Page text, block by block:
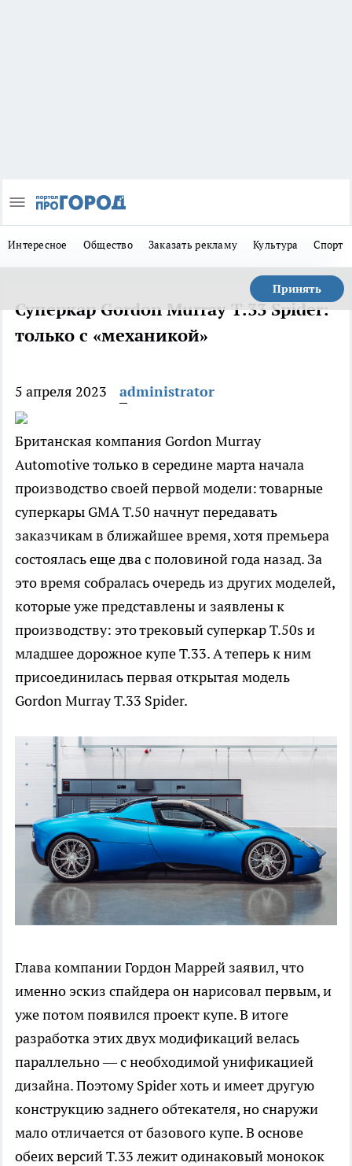
Интересное Общество Заказать рекламу Культура Спорт
Принять
Суперкар Gordon Murray T.33 Spider:
только с «механикой»
5 апреля 2023 administrator
Британская компания Gordon Murray
Automotive только в середине марта начала
производство своей первой модели: товарные
суперкары GMA T.50 начнут передавать
заказчикам в ближайшее время, хотя премьера
состоялась еще два с половиной года назад. За
это время собралась очередь из других моделей,
которые уже представлены и заявлены к
производству: это трековый суперкар T.50s и
младшее дорожное купе T.33. А теперь к ним
присоединилась первая открытая модель
Gordon Murray T.33 Spider.
Глава компании Гордон Маррей заявил, что
именно эскиз спайдера он нарисовал первым, и
уже потом появился проект купе. В итоге
разработка этих двух модификаций велась
параллельно — с необходимой унификацией
дизайна. Поэтому Spider хоть и имеет другую
конструкцию заднего обтекателя, но снаружи
мало отличается от базового купе. В основе
обеих версий T.33 лежит одинаковый монокок